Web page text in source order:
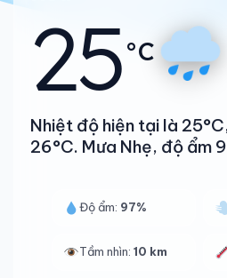
25°C
Nhiệt độ hiện tại là
26°C. Mưa Nhẹ, độ ẩm
Độ ẩm: 97%
Tầm nhìn: 10 km